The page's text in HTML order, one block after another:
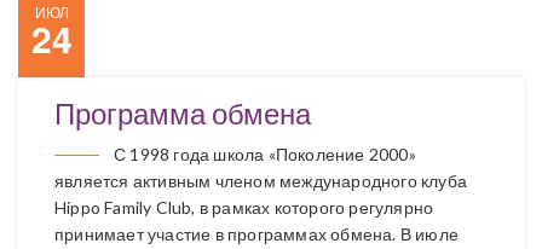
ИЮЛ
24
Программа обмена
С 1998 года школа «Поколение 2000»
является активным членом международного клуба
Hippo Family Club, в рамках которого регулярно
принимает участие в программах обмена. В июле